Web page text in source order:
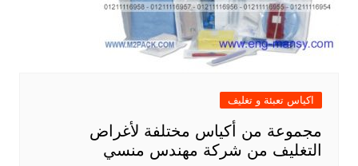
اكياس تعبئة و تغليف
مجموعة من أكياس مختلفة لأغراض
التغليف من شركة مهندس منسي